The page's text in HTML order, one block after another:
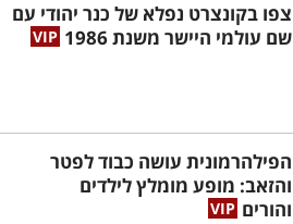
צפו בקונצרט נפלא של כנר יהודי עם
שם עולמי היישר משנת 1986
הפילהרמונית עושה כבוד לפטר
והזאב: מופע מומלץ לילדים
והורים